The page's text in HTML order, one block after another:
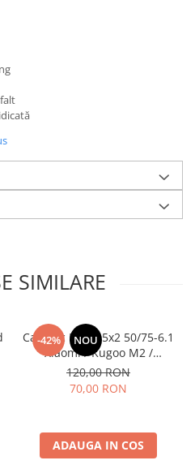
SIMILARE
-42% NOU
Cauciuc Plin 8.5x2 50/75-6.1
Xiaomi / Kugoo M2 /
Ducati/Evergreen/Motus/
120,00 RON
70,00 RON
ADAUGA IN COS